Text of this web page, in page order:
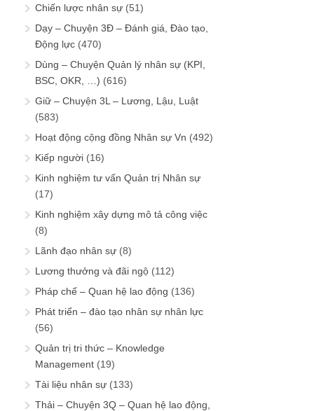
Chiến lược nhân sự (51)
Dạy – Chuyện 3Đ – Đánh giá, Đào tạo,
Động lực (470)
Dùng – Chuyện Quản lý nhân sự (KPI,
BSC, OKR, …) (616)
Giữ – Chuyện 3L – Lương, Lậu, Luật
(583)
Hoạt động cộng đồng Nhân sự Vn (492)
Kiếp người (16)
Kinh nghiệm tư vấn Quản trị Nhân sự
(17)
Kinh nghiệm xây dựng mô tả công việc
(8)
Lãnh đạo nhân sự (8)
Lương thưởng và đãi ngộ (112)
Pháp chế – Quan hệ lao động (136)
Phát triển – đào tạo nhân sự nhân lực
(56)
Quản trị tri thức – Knowledge
Management (19)
Tài liệu nhân sự (133)
Thải – Chuyện 3Q – Quan hệ lao động,